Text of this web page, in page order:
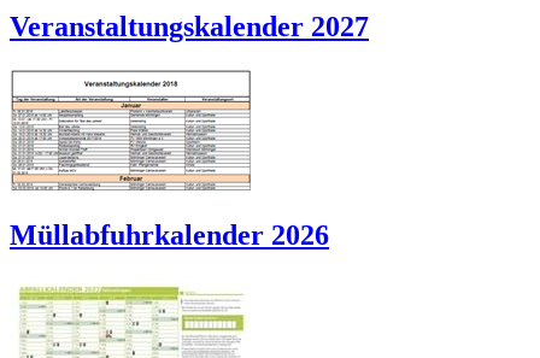
Veranstaltungskalender 2027
Müllabfuhrkalender 2026